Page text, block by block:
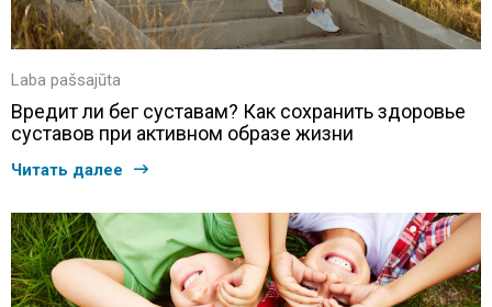
Laba pašsajūta
Вредит ли бег суставам? Как сохранить здоровье
суставов при активном образе жизни
Читать далее